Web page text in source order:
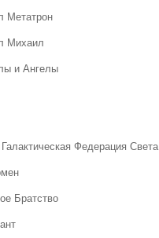
Метатрон
Михаил
и Ангелы
Федерация Света
Братство